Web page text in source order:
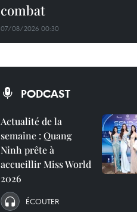
combat
07/08/2026 00:30
PODCAST
Actualité de la
semaine : Quang
Ninh prête à
accueillir Miss World
2026
ÉCOUTER